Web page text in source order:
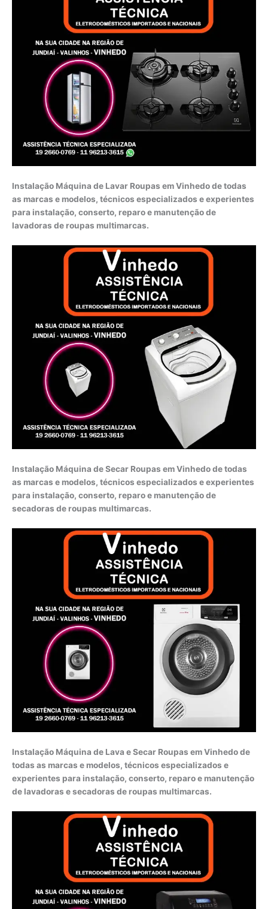
Instalação Máquina de Lavar Roupas em Vinhedo de todas
as marcas e modelos, técnicos especializados e experientes
para instalação, conserto, reparo e manutenção de
lavadoras de roupas multimarcas.
Instalação Máquina de Secar Roupas em Vinhedo de todas
as marcas e modelos, técnicos especializados e experientes
para instalação, conserto, reparo e manutenção de
secadoras de roupas multimarcas.
Instalação Máquina de Lava e Secar Roupas em Vinhedo de
todas as marcas e modelos, técnicos especializados e
experientes para instalação, conserto, reparo e manutenção
de lavadoras e secadoras de roupas multimarcas.